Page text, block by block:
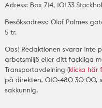
Adress: Box 714, 101 33
Besöksadress: Olof Palmes
5 tr.
Obs! Redaktionen svarar inte
arbetsmiljö eller ditt fackliga
Transportavdelning (klicka
på direkten, 010-480 30 00,
sakkunnig.